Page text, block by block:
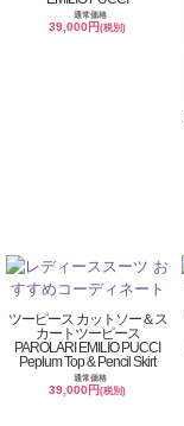
通常価格
39,000円(税別)
ツーピース カットソー＆ス
カートツーピース
PAROLARI EMILIO PUCCI
Peplum Top & Pencil Skirt
通常価格
39,000円(税別)